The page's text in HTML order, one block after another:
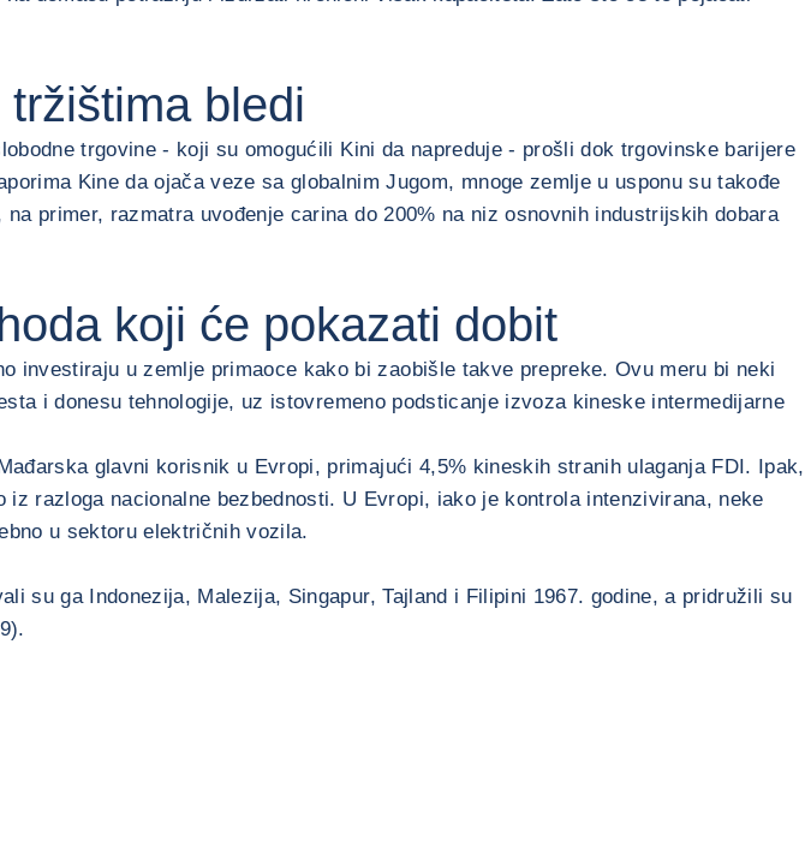
bledi
trgovine - koji su omogućili Kini da napreduje - prošli dok trgovinske barijere
Kine da ojača veze sa globalnim Jugom, mnoge zemlje u usponu su takođe
primer, razmatra uvođenje carina do 200% na niz osnovnih industrijskih dobara
koji će pokazati dobit
investiraju u zemlje primaoce kako bi zaobišle takve prepreke. Ovu meru bi neki
i donesu tehnologije, uz istovremeno podsticanje izvoza kineske intermedijarne
glavni korisnik u Evropi, primajući 4,5% kineskih stranih ulaganja FDI. Ipak,
razloga nacionalne bezbednosti. U Evropi, iako je kontrola intenzivirana, neke
u sektoru električnih vozila.
su ga Indonezija, Malezija, Singapur, Tajland i Filipini 1967. godine, a pridružili su